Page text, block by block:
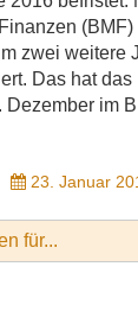
(BMF)
zwei weitere
Das hat
im
23. Januar
für...